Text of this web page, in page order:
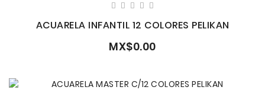
ACUARELA INFANTIL 12 COLORES PELIKAN
MX$0.00